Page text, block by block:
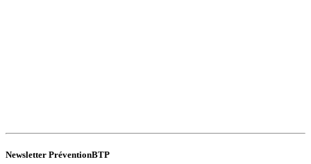
Newsletter PréventionBTP